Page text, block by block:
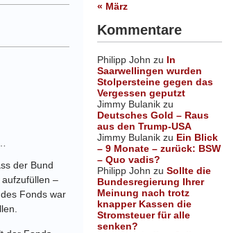
« März
Kommentare
Philipp John zu In
Saarwellingen wurden
Stolpersteine gegen das
Vergessen geputzt
Jimmy Bulanik zu
Deutsches Gold – Raus
aus den Trump-USA
Jimmy Bulanik zu Ein Blick
– 9 Monate – zurück: BSW
– Quo vadis?
Philipp John zu Sollte die
Bundesregierung Ihrer
Meinung nach trotz
knapper Kassen die
Stromsteuer für alle
senken?
der Bund
–
Fonds war